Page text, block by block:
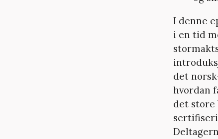
I denne
i en tid
det
hvordan
det store